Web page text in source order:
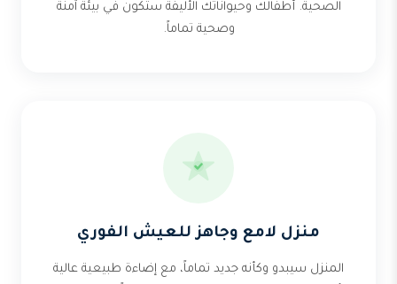
الصحية. أطفالك وحيواناتك الأليفة ستكون في بيئة آمنة
وصحية تماماً.
منزل لامع وجاهز للعيش الفوري
المنزل سيبدو وكأنه جديد تماماً، مع إضاءة طبيعية عالية